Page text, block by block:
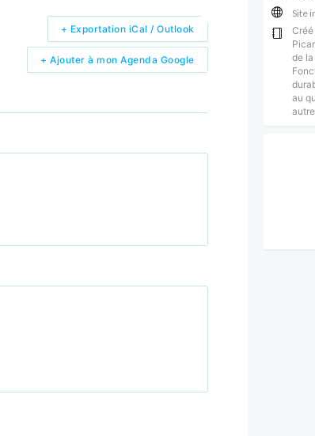
+ Ajouter à mon Agenda Google
+ Exportation iCal / Outlook
Site
de
au